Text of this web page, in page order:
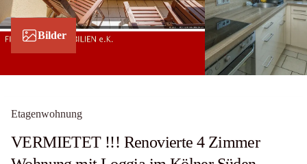
Bilder
Etagenwohnung
VERMIETET !!! Renovierte 4 Zimmer